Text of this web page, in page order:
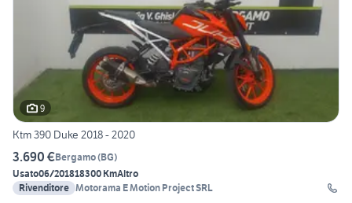
9
Ktm 390 Duke 2018 - 2020
3.690 €Bergamo(BG)
Usato06/201818300 KmAltro
Rivenditore Motorama E Motion Project SRL